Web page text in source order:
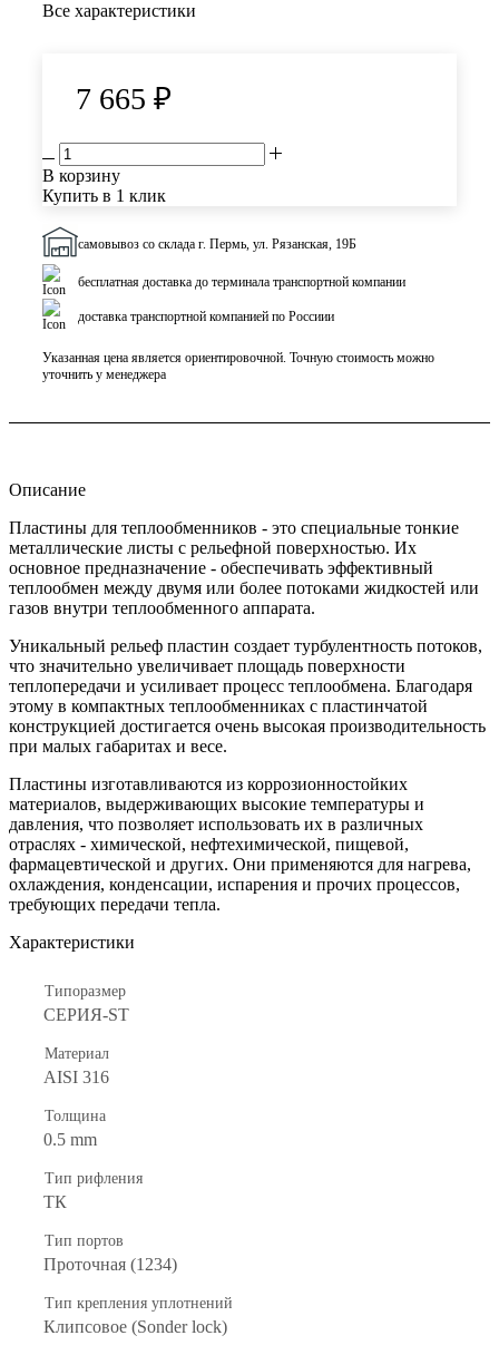
Все характеристики
7 665 ₽
В корзину
Купить в 1 клик
самовывоз со склада г. Пермь, ул. Рязанская, 19Б
бесплатная доставка до терминала транспортной компании
доставка транспортной компанией по Россиии
Указанная цена является ориентировочной. Точную стоимость можно
уточнить у менеджера
Описание
Пластины для теплообменников - это специальные тонкие
металлические листы с рельефной поверхностью. Их
основное предназначение - обеспечивать эффективный
теплообмен между двумя или более потоками жидкостей или
газов внутри теплообменного аппарата.
Уникальный рельеф пластин создает турбулентность потоков,
что значительно увеличивает площадь поверхности
теплопередачи и усиливает процесс теплообмена. Благодаря
этому в компактных теплообменниках с пластинчатой
конструкцией достигается очень высокая производительность
при малых габаритах и весе.
Пластины изготавливаются из коррозионностойких
материалов, выдерживающих высокие температуры и
давления, что позволяет использовать их в различных
отраслях - химической, нефтехимической, пищевой,
фармацевтической и других. Они применяются для нагрева,
охлаждения, конденсации, испарения и прочих процессов,
требующих передачи тепла.
Характеристики
Типоразмер
СЕРИЯ-ST
Материал
AISI 316
Толщина
0.5 mm
Тип рифления
ТК
Тип портов
Проточная (1234)
Тип крепления уплотнений
Клипсовое (Sonder lock)